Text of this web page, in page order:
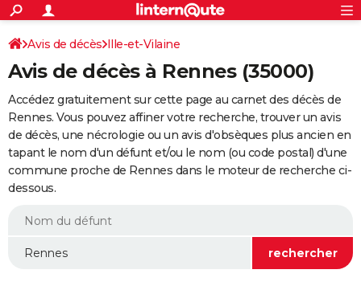
ACTUALITÉS
Politique
Société
Faits Divers
Education
Monde
Villes
+
SPORT
Coupe du monde 2026
Football
Tennis
Cyclisme
Rugby
Forum
Programme TV
TNT
Streaming
Cinéma
Sorties cinéma
Musique
+
FINANCE
Retraite
Epargne
Immobilier
Risques naturels par ville
Assurance
AUTO
Essais
Réserver un essai
Citadines
Berlines
SUV
Forum auto
+
HIGH-TECH
BRICOLAGE
WEEK-END
S'inscrire
Connexion
Avis de décès Ille-et-Vilaine
Avis de décès à Rennes (35000)
Accédez gratuitement sur cette page au carnet des décès de
Rennes. Vous pouvez affiner votre recherche, trouver un avis
de décès, une nécrologie ou un avis d'obsèques plus ancien en
tapant le nom d'un défunt et/ou le nom (ou code postal) d'une
commune proche de Rennes dans le moteur de recherche ci-
dessous.